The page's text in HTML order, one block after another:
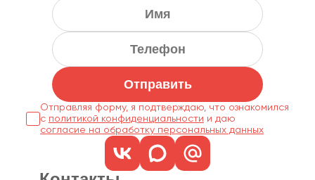
Отправить
Отправляя форму, я подтверждаю, что ознакомился
с политикой конфиденциальности
согласие на обработку персональных данных